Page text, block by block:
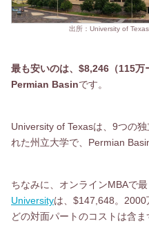
出所：University of
最も安いのは、$8,246（115
Permian Basinです。
University of Texasは、9つの
れた州立大学で、Permian
ちなみに、オンラインMBAで
Universityは、$147,648。
どの対面パートのコストは含ま